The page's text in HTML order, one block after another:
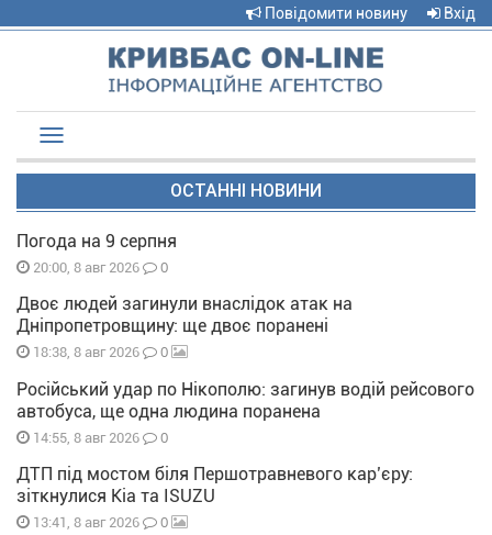
Повідомити новину Вхід
navigation
ОСТАННІ НОВИНИ
Погода на 9 серпня
20:00, 8 авг 2026 0
Двоє людей загинули внаслідок атак на
Дніпропетровщину: ще двоє поранені
18:38, 8 авг 2026 0
Російський удар по Нікополю: загинув водій рейсового
автобуса, ще одна людина поранена
14:55, 8 авг 2026 0
ДТП під мостом біля Першотравневого кар’єру:
зіткнулися Kia та ISUZU
13:41, 8 авг 2026 0